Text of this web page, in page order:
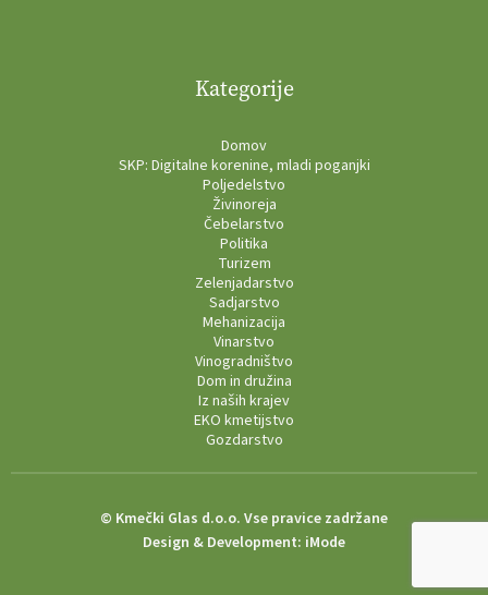
Kategorije
Domov
SKP: Digitalne korenine, mladi poganjki
Poljedelstvo
Živinoreja
Čebelarstvo
Politika
Turizem
Zelenjadarstvo
Sadjarstvo
Mehanizacija
Vinarstvo
Vinogradništvo
Dom in družina
Iz naših krajev
EKO kmetijstvo
Gozdarstvo
© Kmečki Glas d.o.o. Vse pravice zadržane
Design & Development: iMode